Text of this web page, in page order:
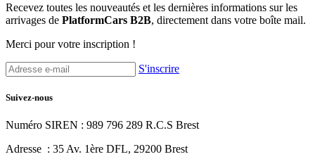
Recevez toutes les nouveautés et les dernières informations sur les
arrivages de PlatformCars B2B, directement dans votre boîte mail.
Merci pour votre inscription !
S'inscrire
Suivez-nous
Numéro SIREN : 989 796 289 R.C.S Brest
Adresse : 35 Av. 1ère DFL, 29200 Brest